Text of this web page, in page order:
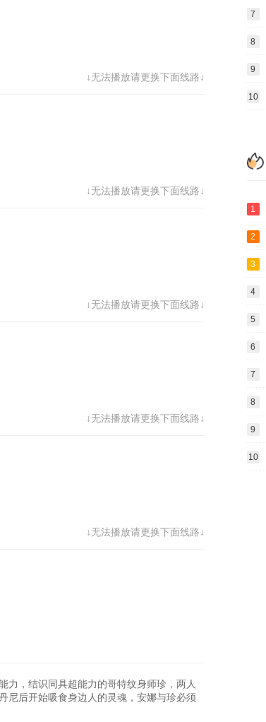
↓无法播放请更换下面线路↓
↓无法播放请更换下面线路↓
↓无法播放请更换下面线路↓
↓无法播放请更换下面线路↓
↓无法播放请更换下面线路↓
力，结识同具超能力的哥特纹身师珍，两人
尼后开始吸食身边人的灵魂，安娜与珍必须
7
8
9
10
1
2
3
4
5
6
7
8
9
10